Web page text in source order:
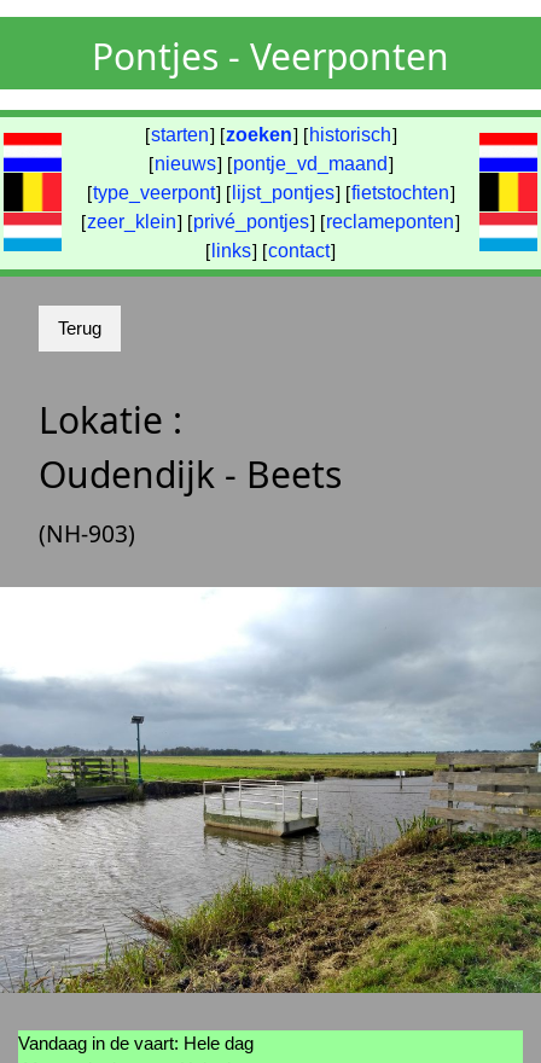
Pontjes - Veerponten
[starten] [zoeken] [ historisch]
[nieuws] [pontje_vd_maand]
[type_veerpont] [ lijst_pontjes] [fietstochten]
[zeer_klein] [privé_pontjes] [reclameponten]
[ links] [contact]
Lokatie :
Oudendijk - Beets
(NH-903)
Vandaag in de vaart: Hele dag